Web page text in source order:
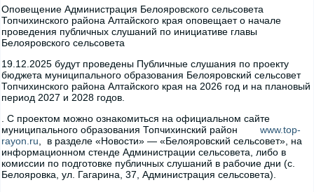
Оповещение Администрация Белояровского сельсовета
Топчихинского района Алтайского края оповещает о начале
проведения публичных слушаний по инициативе главы
Белояровского сельсовета
19.12.2025 будут проведены Публичные слушания по проекту
бюджета муниципального образования Белояровский сельсовет
Топчихинского района Алтайского края на 2026 год и на плановый
период 2027 и 2028 годов.
. С проектом можно ознакомиться на официальном сайте
муниципального образования Топчихинский район www.top-
rayon.ru , в разделе «Новости» — «Белояровский сельсовет», на
информационном стенде Администрации сельсовета, либо в
комиссии по подготовке публичных слушаний в рабочие дни (с.
Белояровка, ул. Гагарина, 37, Администрация сельсовета).